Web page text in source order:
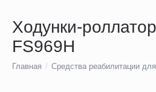
Ходунки-
FS969H
Главная / Средства реабилитации